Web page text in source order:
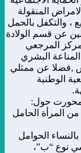
المنقولة
، والتكفل بالحمل
عن قسم الولادة
المرجعي
البشري
,فضلا عن ممثلي
الوطنية
تمحورت حول:
من المرأة الحامل
الحوامل
نوع “ب”،